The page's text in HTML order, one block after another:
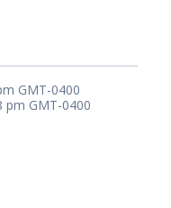
GMT-0400
pm GMT-0400